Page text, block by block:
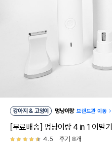
강아지 & 고양이 멍냥이랑 브랜드관 이동
[무료배송] 멍냥이랑 4 in 1 이발기
4.5 후기 8개